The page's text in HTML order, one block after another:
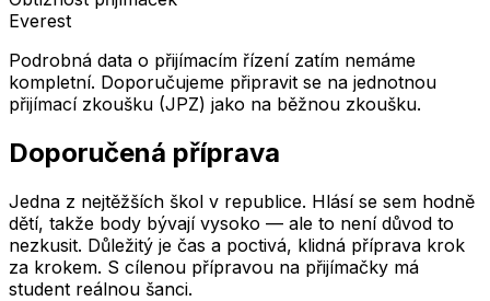
Everest
Podrobná data o přijímacím řízení zatím nemáme
kompletní. Doporučujeme připravit se na jednotnou
přijímací zkoušku (JPZ) jako na běžnou zkoušku.
Doporučená příprava
Jedna z nejtěžších škol v republice. Hlásí se sem hodně
dětí, takže body bývají vysoko — ale to není důvod to
nezkusit. Důležitý je čas a poctivá, klidná příprava krok
za krokem. S cílenou přípravou na přijímačky má
student reálnou šanci.